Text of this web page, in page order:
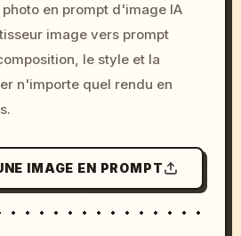
c, cyberpunk sunset, neon
colors, 8k --v 6.0
en prompt d'image IA
image vers prompt
le style et la
n'importe quel rendu en
IMAGE EN PROMPT